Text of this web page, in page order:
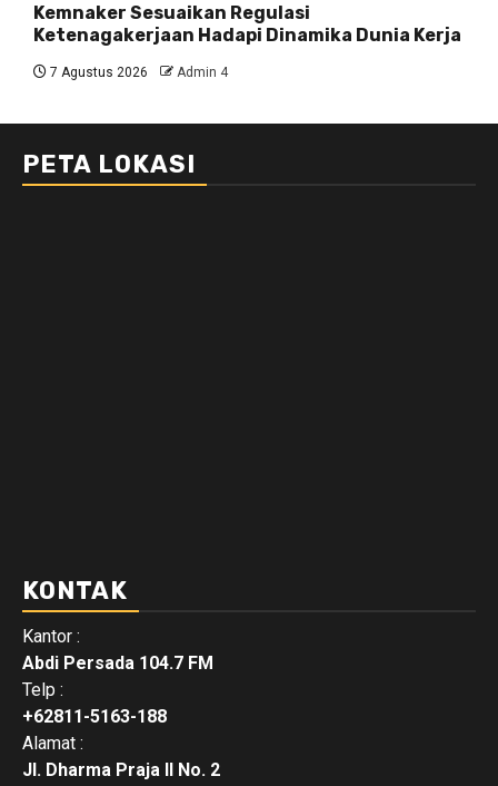
Kemnaker Sesuaikan Regulasi
Ketenagakerjaan Hadapi Dinamika Dunia Kerja
7 Agustus 2026 Admin 4
PETA LOKASI
KONTAK
Kantor :
Abdi Persada 104.7 FM
Telp :
+62811-5163-188
Alamat :
Jl. Dharma Praja II No. 2